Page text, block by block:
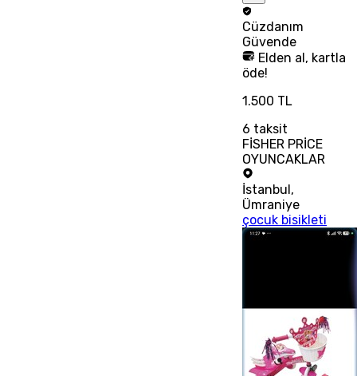
Cüzdanım
Güvende
Elden al, kartla
öde!
1.500 TL
6 taksit
FİSHER PRİCE
OYUNCAKLAR
İstanbul ,
Ümraniye
çocuk bisikleti